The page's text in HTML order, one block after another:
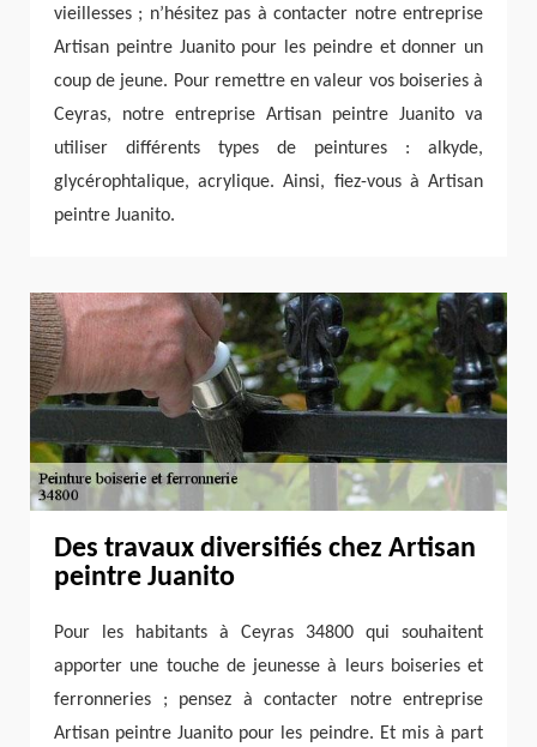
vieillesses ; n’hésitez pas à contacter notre entreprise
Artisan peintre Juanito pour les peindre et donner un
coup de jeune. Pour remettre en valeur vos boiseries à
Ceyras, notre entreprise Artisan peintre Juanito va
utiliser différents types de peintures : alkyde,
glycérophtalique, acrylique. Ainsi, fiez-vous à Artisan
peintre Juanito.
Des travaux diversifiés chez Artisan
peintre Juanito
Pour les habitants à Ceyras 34800 qui souhaitent
apporter une touche de jeunesse à leurs boiseries et
ferronneries ; pensez à contacter notre entreprise
Artisan peintre Juanito pour les peindre. Et mis à part